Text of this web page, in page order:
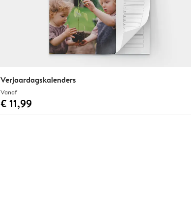
Verjaardagskalenders
Vanaf
€ 11,99